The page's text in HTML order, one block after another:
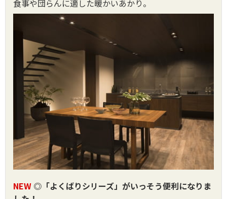
食事や団らんに適した暖かいあかり。
NEW ◎「よくばりシリーズ」がいっそう便利になりま